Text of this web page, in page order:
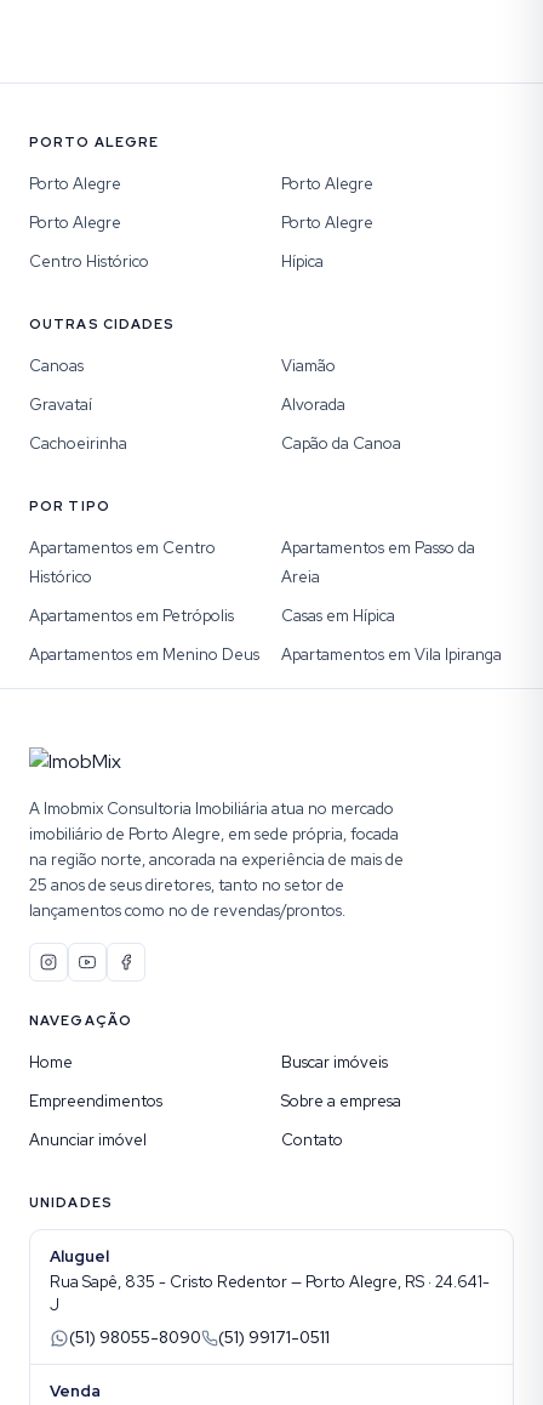
PORTO ALEGRE
Porto Alegre
Porto Alegre
Porto Alegre
Porto Alegre
Centro Histórico
Hípica
OUTRAS CIDADES
Canoas
Viamão
Gravataí
Alvorada
Cachoeirinha
Capão da Canoa
POR TIPO
Apartamentos em Centro
Histórico
Apartamentos em Passo da
Areia
Apartamentos em Petrópolis
Casas em Hípica
Apartamentos em Menino Deus
Apartamentos em Vila Ipiranga
A Imobmix Consultoria Imobiliária atua no mercado
imobiliário de Porto Alegre, em sede própria, focada
na região norte, ancorada na experiência de mais de
25 anos de seus diretores, tanto no setor de
lançamentos como no de revendas/prontos.
NAVEGAÇÃO
Home
Buscar imóveis
Empreendimentos
Sobre a empresa
Anunciar imóvel
Contato
UNIDADES
Aluguel
Rua Sapê, 835 - Cristo Redentor — Porto Alegre, RS · 24.641-
J
(51) 98055-8090
(51) 99171-0511
Venda